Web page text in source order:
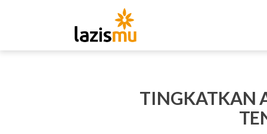
TINGKATKAN